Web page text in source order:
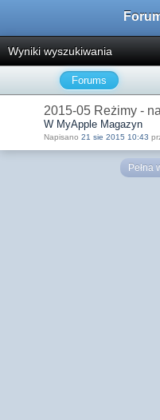
Wyniki wyszukiwania
Forums
2015-05 Reżimy -
W MyApple Magazyn
Napisano 21 sie 2015 10:43
Pełna